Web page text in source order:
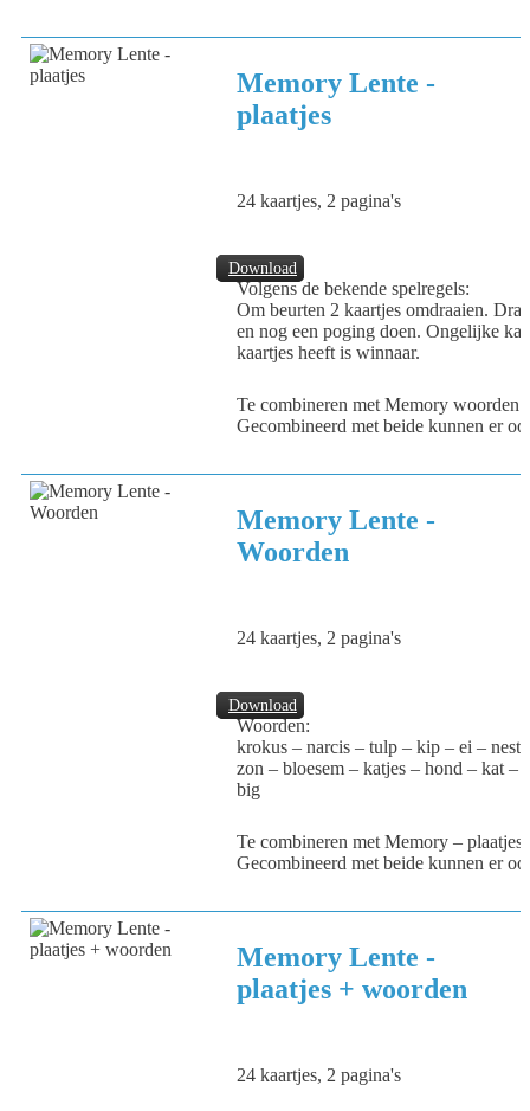
Download
Memory Lente -
plaatjes
24 kaartjes, 2 pagina's
Volgens de bekende spelregels:
Om beurten 2 kaartjes omdraaien.
en nog een poging doen. Ongelijke
kaartjes heeft is winnaar.
Te combineren met Memory woorden
Gecombineerd met beide kunnen er
Download
Memory Lente -
Woorden
24 kaartjes, 2 pagina's
Woorden:
krokus – narcis – tulp – kip – ei – nest
zon – bloesem – katjes – hond – kat –
big
Te combineren met Memory –
Gecombineerd met beide kunnen er
Memory Lente -
plaatjes + woorden
24 kaartjes, 2 pagina's